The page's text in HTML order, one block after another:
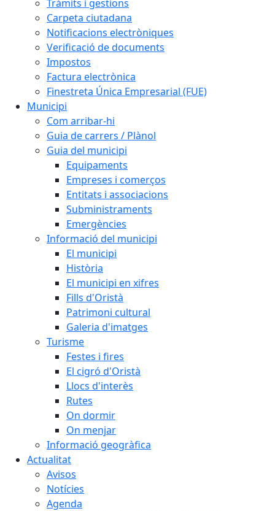
Tràmits i gestions
Carpeta ciutadana
Notificacions electròniques
Verificació de documents
Impostos
Factura electrònica
Finestreta Única Empresarial (FUE)
Municipi
Com arribar-hi
Guia de carrers / Plànol
Guia del municipi
Equipaments
Empreses i comerços
Entitats i associacions
Subministraments
Emergències
Informació del municipi
El municipi
Història
El municipi en xifres
Fills d'Oristà
Patrimoni cultural
Galeria d'imatges
Turisme
Festes i fires
El cigró d'Oristà
Llocs d'interès
Rutes
On dormir
On menjar
Informació geogràfica
Actualitat
Avisos
Notícies
Agenda